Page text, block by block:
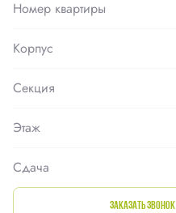
Номер квартиры
Корпус
Секция
Этаж
Сдача
Заказать звонок